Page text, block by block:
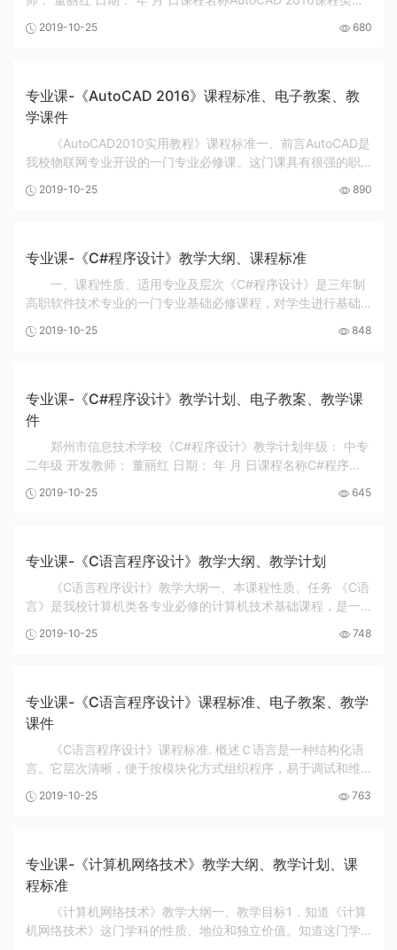
2019年2月授课对象中专二年级 课程目标《Auto...
2019-10-25 680
专业课-《AutoCAD 2016》课程标准、电子教案、教
学课件
《AutoCAD2010实用教程》课程标准一、前言AutoCAD是
我校物联网专业开设的一门专业必修课。这门课具有很强的职
间想象能力。根据我校学生的特点，学习AutoCAD...
2019-10-25 890
专业课-《C#程序设计》教学大纲、课程标准
一、课程性质、适用专业及层次《C#程序设计》是三年制
高职软件技术专业的一门专业基础必修课程，对学生进行基础
同时也为今后开发软件打下良好的基础。其任务...
2019-10-25 848
专业课-《C#程序设计》教学计划、电子教案、教学课
件
郑州市信息技术学校《C#程序设计》教学计划年级： 中专
二年级 开发教师： 董丽红 日期： 年 月 日课程名称C#程序设
2018年9月授课对象中专二年级 课程目标本...
2019-10-25 645
专业课-《C语言程序设计》教学大纲、教学计划
《C语言程序设计》教学大纲一、本课程性质、任务 《C语
言》是我校计算机类各专业必修的计算机技术基础课程，是一
机调试运行。 对计算机类专业来说是一门必修...
2019-10-25 748
专业课-《C语言程序设计》课程标准、电子教案、教学
课件
《C语言程序设计》课程标准. 概述Ｃ语言是一种结构化语
言。它层次清晰，便于按模块化方式组织程序，易于调试和维
算符和数据类型，便于实现各类复杂的数据结...
2019-10-25 763
专业课-《计算机网络技术》教学大纲、教学计划、课
程标准
《计算机网络技术》教学大纲一、教学目标1．知道《计算
机网络技术》这门学科的性质、地位和独立价值。知道这门学